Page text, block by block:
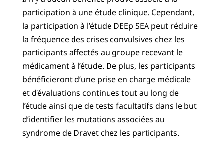
participation à une étude clinique. Cependant,
la participation à l’étude DEEp SEA peut réduire
la fréquence des crises convulsives chez les
participants affectés au groupe recevant le
médicament à l’étude. De plus, les participants
bénéficieront d’une prise en charge médicale
et d’évaluations continues tout au long de
l’étude ainsi que de tests facultatifs dans le but
d’identifier les mutations associées au
syndrome de Dravet chez les participants.